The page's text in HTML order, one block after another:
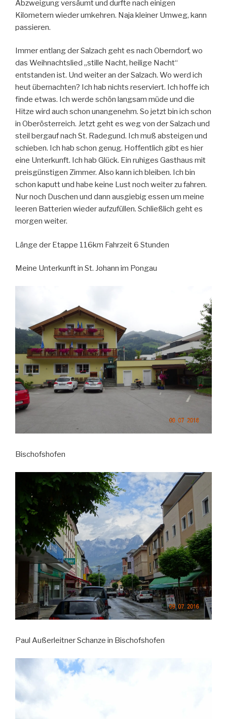
Abzweigung versäumt und durfte nach einigen
Kilometern wieder umkehren. Naja kleiner Umweg, kann
passieren.
Immer entlang der Salzach geht es nach Oberndorf, wo
das Weihnachtslied „stille Nacht, heilige Nacht“
entstanden ist. Und weiter an der Salzach. Wo werd ich
heut übernachten? Ich hab nichts reserviert. Ich hoffe ich
finde etwas. Ich werde schön langsam müde und die
Hitze wird auch schon unangenehm. So jetzt bin ich schon
in Oberösterreich. Jetzt geht es weg von der Salzach und
steil bergauf nach St. Radegund. Ich muß absteigen und
schieben. Ich hab schon genug. Hoffentlich gibt es hier
eine Unterkunft. Ich hab Glück. Ein ruhiges Gasthaus mit
preisgünstigen Zimmer. Also kann ich bleiben. Ich bin
schon kaputt und habe keine Lust noch weiter zu fahren.
Nur noch Duschen und dann ausgiebig essen um meine
leeren Batterien wieder aufzufüllen. Schließlich geht es
morgen weiter.
Länge der Etappe 116km Fahrzeit 6 Stunden
Meine Unterkunft in St. Johann im Pongau
Bischofshofen
Paul Außerleitner Schanze in Bischofshofen